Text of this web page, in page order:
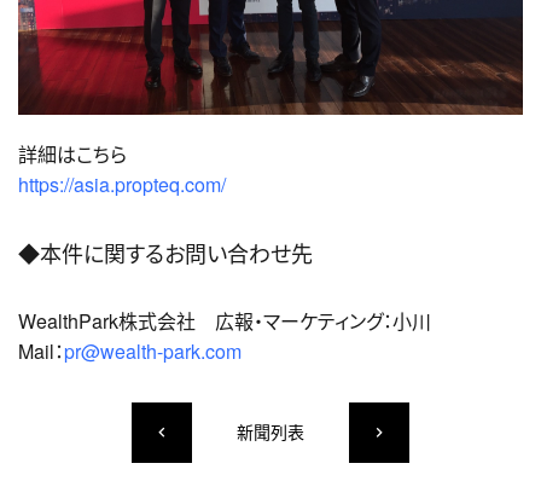
詳細はこちら
https://asia.propteq.com/
◆本件に関するお問い合わせ先
WealthPark株式会社 広報・マーケティング：小川
Mail：pr@wealth-park.com
keyboard_arrow_left 新聞列表 keyboard_arrow_right